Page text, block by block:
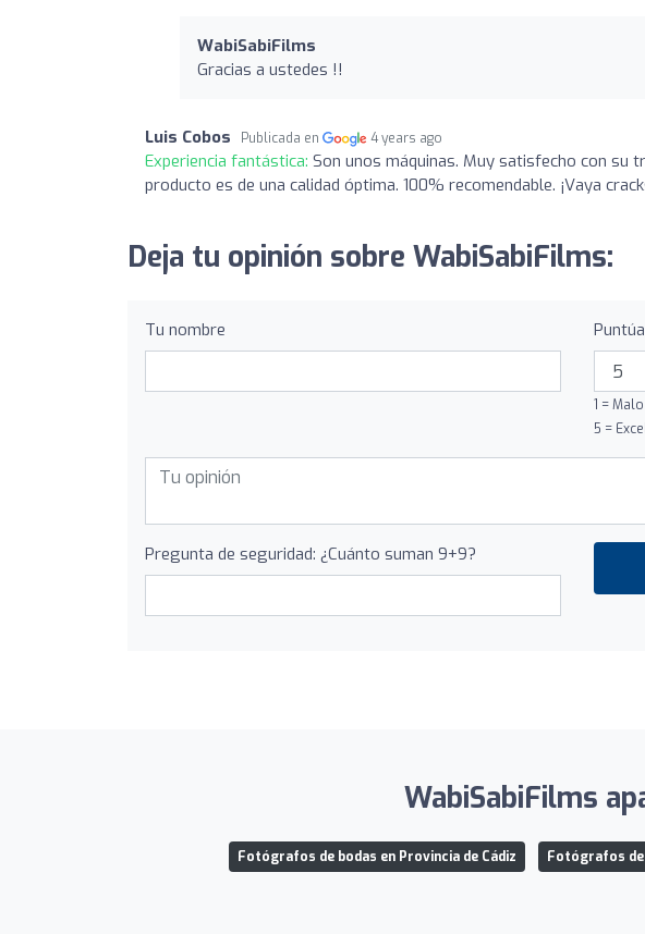
WabiSabiFilms
Gracias a ustedes !!
Luis Cobos Publicada en 4 years ago
Experiencia fantástica: Son unos máquinas. Muy satisfecho con su
producto es de una calidad óptima. 100% recomendable. ¡Vaya
Deja tu opinión sobre WabiSabiFilms:
Tu nombre
1 = Malo
5 =
Pregunta de seguridad: ¿Cuánto suman 9+9?
WabiSabiFilms
Fotógrafos de bodas en Provincia de Cádiz Fotógrafos de